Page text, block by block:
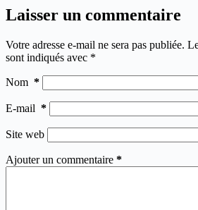
Laisser un commentaire
Votre adresse e-mail ne sera pas publiée.
sont indiqués avec *
Nom *
E-mail *
Site web
Ajouter un commentaire *